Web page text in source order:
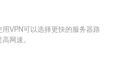
VPN可以选择更快的服务器路
网速。